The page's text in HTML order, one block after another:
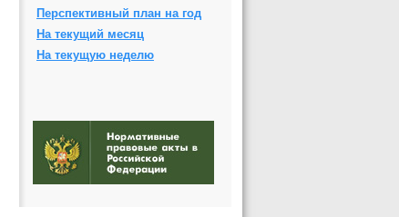
Перспективный план на год
На текущий месяц
На текущую неделю